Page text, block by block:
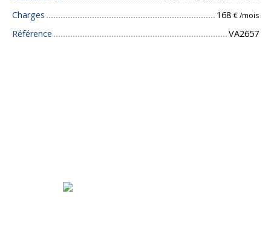
Charges
168 € /mois
Référence VA2657